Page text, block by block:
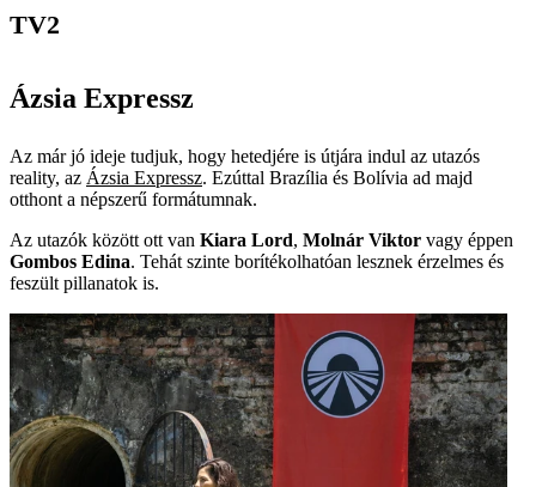
TV2
Ázsia Expressz
Az már jó ideje tudjuk, hogy hetedjére is útjára indul az utazós
reality, az Ázsia Expressz. Ezúttal Brazília és Bolívia ad majd
otthont a népszerű formátumnak.
Az utazók között ott van Kiara Lord, Molnár Viktor vagy éppen
Gombos Edina. Tehát szinte borítékolhatóan lesznek érzelmes és
feszült pillanatok is.